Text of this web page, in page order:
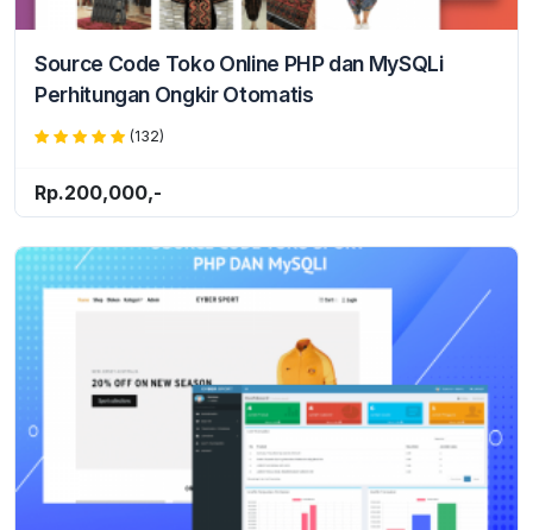
Source Code Toko Online PHP dan MySQLi
Perhitungan Ongkir Otomatis
(132)
Rp.200,000,-